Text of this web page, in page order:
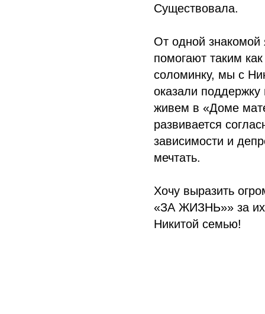
Существовала.
От одной знакомой
помогают таким
соломинку, мы с
оказали
живем в «Доме
развивается
зависимости и
мечтать.
Хочу выразить
«ЗА ЖИЗНЬ»» за их
Никитой семью!